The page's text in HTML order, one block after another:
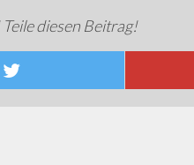
diesen Beitrag!